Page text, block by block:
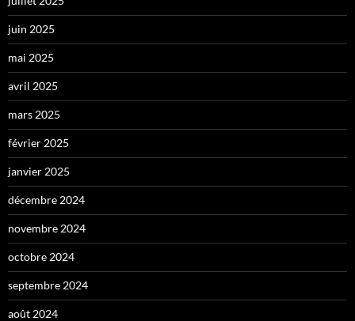
juin 2025
mai 2025
avril 2025
mars 2025
février 2025
janvier 2025
décembre 2024
novembre 2024
octobre 2024
septembre 2024
août 2024